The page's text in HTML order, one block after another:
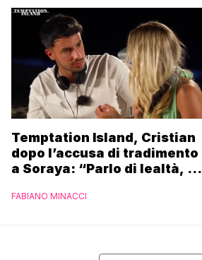
Temptation Island, Cristian
dopo l’accusa di tradimento
a Soraya: “Parlo di lealtà, ma
FABIANO MINACCI